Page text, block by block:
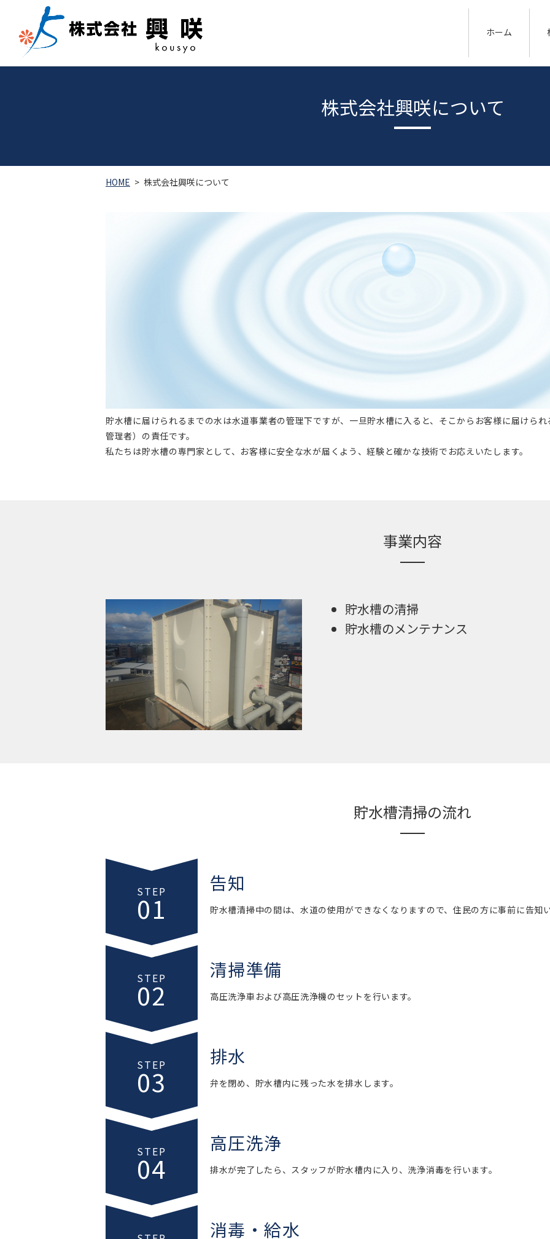
ホーム
株式会社興咲について
HOME 株式会社興咲について
貯水槽に届けられるまでの水は水道事業者の管理下ですが、一旦貯水槽に入ると、そこからお客様に届けら
管理者）の責任です。
私たちは貯水槽の専門家として、お客様に安全な水が届くよう、経験と確かな技術でお応えいたします。
事業内容
貯水槽の清掃
貯水槽のメンテナンス
貯水槽清掃の流れ
STEP
01
告知
貯水槽清掃中の間は、水道の使用ができなくなりますので、住民の方に事前に告知い
STEP
02
清掃準備
高圧洗浄車および高圧洗浄機のセットを行います。
STEP
03
排水
弁を閉め、貯水槽内に残った水を排水します。
STEP
04
高圧洗浄
排水が完了したら、スタッフが貯水槽内に入り、洗浄消毒を行います。
消毒・給水